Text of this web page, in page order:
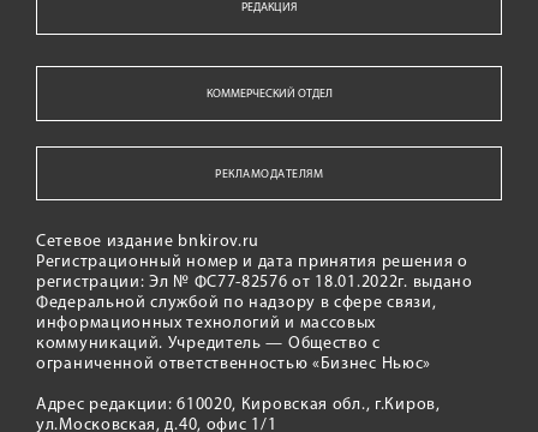
РЕДАКЦИЯ
КОММЕРЧЕСКИЙ ОТДЕЛ
РЕКЛАМОДАТЕЛЯМ
Сетевое издание bnkirov.ru
Регистрационный номер и дата принятия решения о
регистрации: Эл № ФС77-82576 от 18.01.2022г. выдано
Федеральной службой по надзору в сфере связи,
информационных технологий и массовых
коммуникаций. Учредитель — Общество с
ограниченной ответственностью «Бизнес Ньюс»
Адрес редакции: 610020, Кировская обл., г.Киров,
ул.Московская, д.40, офис 1/1